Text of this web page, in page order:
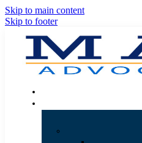
Skip to main content
Skip to footer